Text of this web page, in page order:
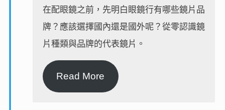
在配眼鏡之前，先明白眼鏡行有哪些鏡片品
牌？應該選擇國內還是國外呢？從零認識鏡
片種類與品牌的代表鏡片。
Read More